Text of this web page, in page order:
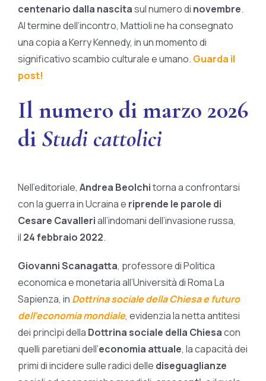
centenario dalla nascitasul numero di novembre.
Al termine dell’incontro, Mattioli ne ha consegnato
una copia a Kerry Kennedy, in un momento di
significativo scambio culturale e umano. Guarda il
post!
Il numero di marzo 2026
di Studi cattolici
Nell’editoriale, Andrea Beolchitorna a confrontarsi
con la guerra in Ucraina e riprende le parole di
Cesare Cavalleriall’indomani dell’invasione russa,
il 24 febbraio 2022.
Giovanni Scanagatta, professore di Politica
economica e monetaria all’Università di Roma La
Sapienza, in Dottrina sociale della Chiesa e futuro
dell’economia mondiale, evidenzia la netta antitesi
dei princìpi della Dottrina sociale della Chiesacon
quelli paretiani dell’economia attuale, la capacità dei
primi di incidere sulle radici delle diseguaglianze